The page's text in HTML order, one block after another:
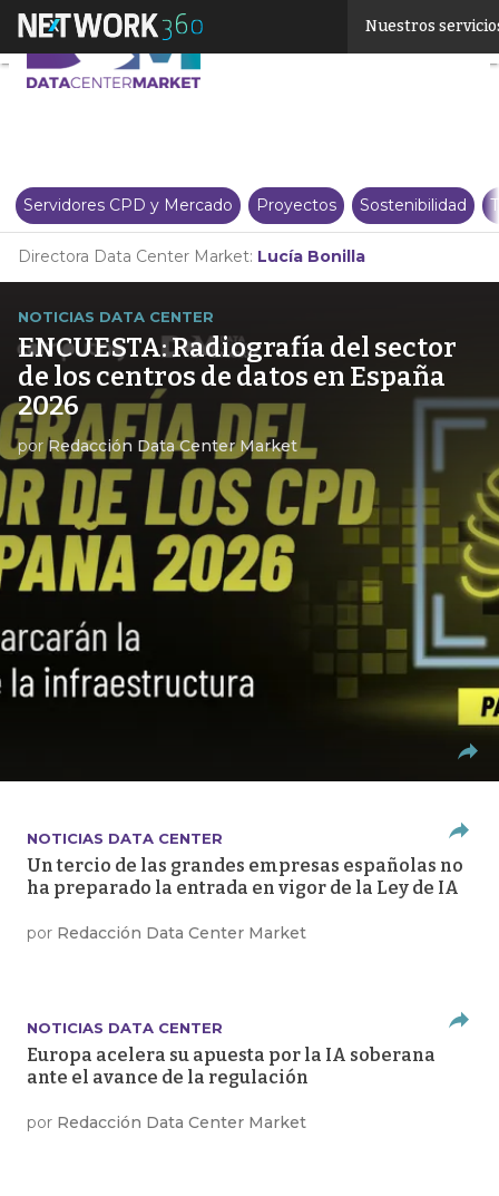
Nuestros
Servidores CPD y Mercado Proyectos Sostenibilidad
Directora Data Center Market: Lucía Bonilla
NOTICIAS DATA CENTER
ENCUESTA: Radiografía del sector
de los centros de datos en España
2026
porRedacción Data Center Market
NOTICIAS DATA CENTER
Un tercio de las grandes empresas españolas no
ha preparado la entrada en vigor de la Ley de IA
por Redacción Data Center Market
NOTICIAS DATA CENTER
Europa acelera su apuesta por la IA soberana
ante el avance de la regulación
por Redacción Data Center Market